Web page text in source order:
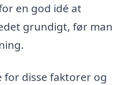
en god idé at
grundigt, før man
for disse faktorer og